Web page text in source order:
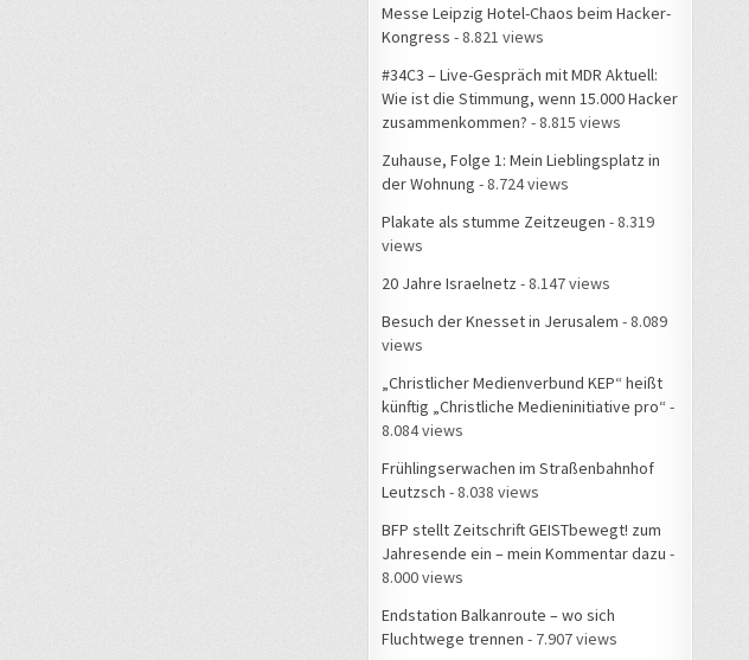
Messe Leipzig Hotel-Chaos beim Hacker-
Kongress - 8.821 views
#34C3 – Live-Gespräch mit MDR Aktuell:
Wie ist die Stimmung, wenn 15.000 Hacker
zusammenkommen? - 8.815 views
Zuhause, Folge 1: Mein Lieblingsplatz in
der Wohnung - 8.724 views
Plakate als stumme Zeitzeugen - 8.319
views
20 Jahre Israelnetz - 8.147 views
Besuch der Knesset in Jerusalem - 8.089
views
„Christlicher Medienverbund KEP“ heißt
künftig „Christliche Medieninitiative pro“ -
8.084 views
Frühlingserwachen im Straßenbahnhof
Leutzsch - 8.038 views
BFP stellt Zeitschrift GEISTbewegt! zum
Jahresende ein – mein Kommentar dazu -
8.000 views
Endstation Balkanroute – wo sich
Fluchtwege trennen - 7.907 views